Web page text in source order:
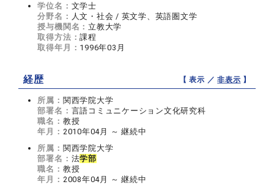
学位名： 文学士
分野名： 人文・社会 / 英文学、英語圏文学
授与機関名： 立教大学
取得方法：課程
取得年月： 1996年03月
経歴 【 表示 ／非表示 】
所属： 関西学院大学
部署名： 言語コミュニケーション文化研究科
職名： 教授
年月： 2010年04月 ～ 継続中
所属： 関西学院大学
部署名： 法学部
職名： 教授
年月： 2008年04月 ～ 継続中